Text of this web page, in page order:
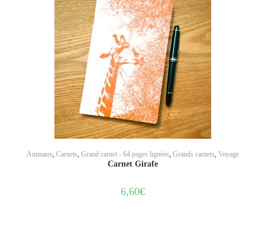
AJOUTER AU PANIER
Animaux, Carnets, Grand carnet - 64 pages lignées, Grands carnets, Voyage
Carnet Girafe
6,60€